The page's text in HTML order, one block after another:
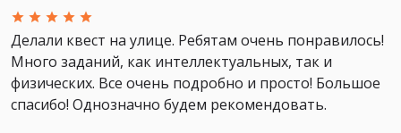
Делали квест на улице. Ребятам очень понравилось!
Много заданий, как интеллектуальных, так и
физических. Все очень подробно и просто! Большое
спасибо! Однозначно будем рекомендовать.